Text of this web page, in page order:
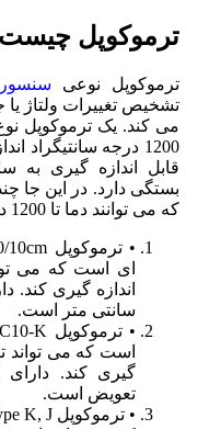
ترموکوپل
ترموکوپل نوعی
تشخیص تغییرات ولتاژ یا
1200 درجه
قابل اندازه گیری به
بستگی دارد. در این جا
که می توانند دما تا 1200 درجه سانتیگراد را اندازه گیری کنند:
• ترموکوپل HIT1200/10cm: این مدل
سانتی متر است.
گیری کند.
تعویض است.